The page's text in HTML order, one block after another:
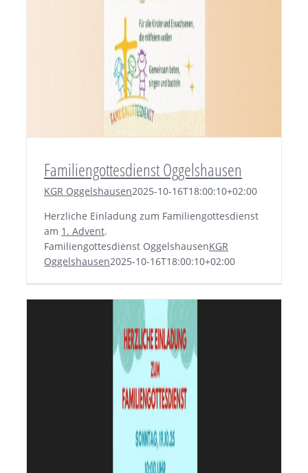
Familiengottesdienst Oggelshausen
KGR Oggelshausen2025-10-16T18:00:10+02:00
Herzliche Einladung zum Familiengottesdienst
am 1. Advent.
Familiengottesdienst OggelshausenKGR
Oggelshausen2025-10-16T18:00:10+02:00